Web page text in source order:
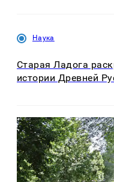
Наука
Старая Ладога
истории Древней